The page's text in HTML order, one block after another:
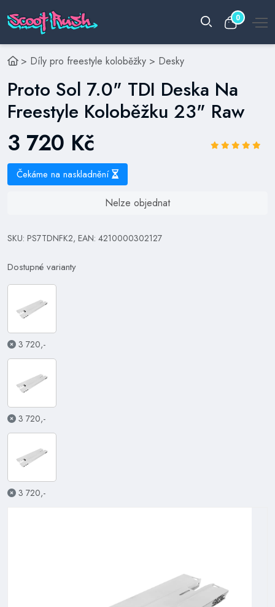
0
> Díly pro freestyle koloběžky > Desky
Proto Sol 7.0" TDI Deska Na
Freestyle Koloběžku 23" Raw
3 720 Kč
Čekáme na naskladnění
Nelze objednat
SKU: PS7TDNFK2, EAN: 4210000302127
Dostupné varianty
3 720,-
3 720,-
3 720,-